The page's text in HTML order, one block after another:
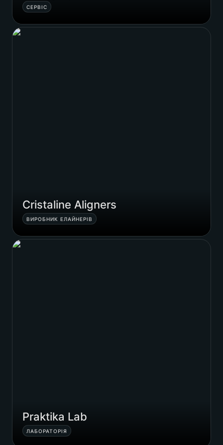
СЕРВІС
Cristaline Aligners
Cristaline Aligners
ВИРОБНИК ЕЛАЙНЕРІВ
Praktika Lab
Praktika Lab
ЛАБОРАТОРІЯ